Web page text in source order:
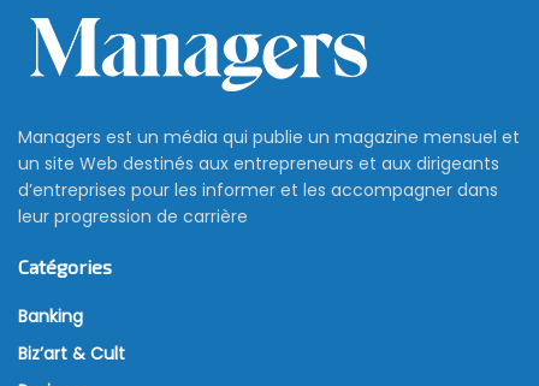
Managers est un média qui publie un magazine mensuel et
un site Web destinés aux entrepreneurs et aux dirigeants
d’entreprises pour les informer et les accompagner dans
leur progression de carrière
Catégories
Banking
Biz’art & Cult